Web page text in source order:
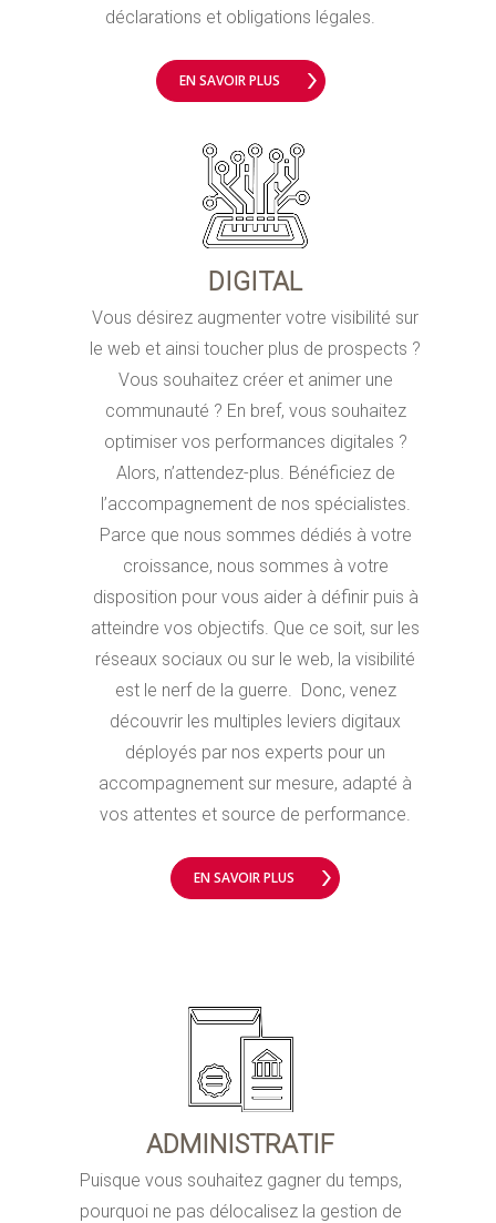
déclarations et obligations légales.
EN SAVOIR PLUS
DIGITAL
Vous désirez augmenter votre visibilité sur
le web et ainsi toucher plus de prospects ?
Vous souhaitez créer et animer une
communauté ? En bref, vous souhaitez
optimiser vos performances digitales ?
Alors, n’attendez-plus. Bénéficiez de
l’accompagnement de nos spécialistes.
Parce que nous sommes dédiés à votre
croissance, nous sommes à votre
disposition pour vous aider à définir puis à
atteindre vos objectifs. Que ce soit, sur les
réseaux sociaux ou sur le web, la visibilité
est le nerf de la guerre. Donc, venez
découvrir les multiples leviers digitaux
déployés par nos experts pour un
accompagnement sur mesure, adapté à
vos attentes et source de performance.
EN SAVOIR PLUS
ADMINISTRATIF
Puisque vous souhaitez gagner du temps,
pourquoi ne pas délocalisez la gestion de